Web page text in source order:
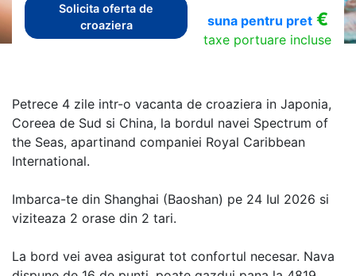
Solicita oferta de
croaziera
suna pentru pret€
taxe portuare incluse
Petrece 4 zile intr-o vacanta de croaziera in Japonia,
Coreea de Sud si China, la bordul navei Spectrum of
the Seas, apartinand companiei Royal Caribbean
International.
Imbarca-te din Shanghai (Baoshan) pe 24 Iul 2026 si
viziteaza 2 orase din 2 tari.
La bord vei avea asigurat tot confortul necesar. Nava